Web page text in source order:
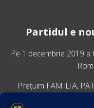
Partidul e
Pe 1 decembrie 2019
Prețuim FAMILIA,